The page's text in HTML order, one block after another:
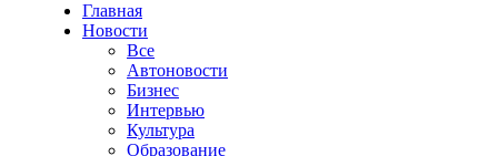
Главная
Новости
Все
Автоновости
Бизнес
Интервью
Культура
Образование